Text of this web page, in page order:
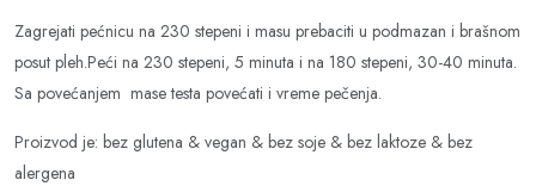
Zagrejati pećnicu na 230 stepeni i masu prebaciti u podmazan i brašnom
posut pleh.Peći na 230 stepeni, 5 minuta i na 180 stepeni, 30-40 minuta.
Sa povećanjem mase testa povećati i vreme pečenja.
Proizvod je: bez glutena & vegan & bez soje & bez laktoze & bez
alergena